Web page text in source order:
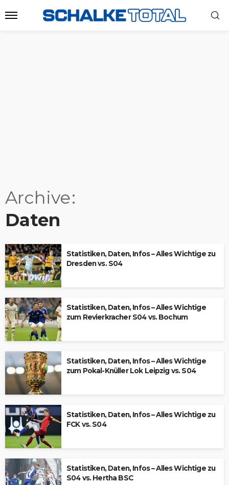
Archive
Daten
Statistiken, Daten, Infos – Alles Wichtige zu
Dresden vs. S04
Statistiken, Daten, Infos – Alles Wichtige
zum Revierkracher S04 vs. Bochum
Statistiken, Daten, Infos – Alles Wichtige
zum Pokal-Knüller Lok Leipzig vs. S04
Statistiken, Daten, Infos – Alles Wichtige zu
FCK vs. S04
Statistiken, Daten, Infos – Alles Wichtige zu
S04 vs. Hertha BSC